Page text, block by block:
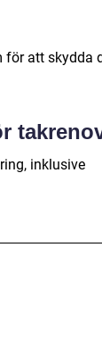
för att skydda
inklusive